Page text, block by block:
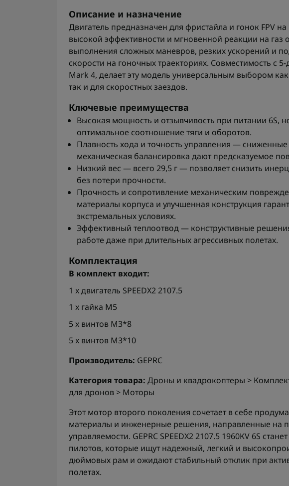
Описание и назначение
Двигатель предназначен для фристайла и гонок FPV
высокой эффективности и мгновенной реакции на газ
выполнения сложных маневров, резких ускорений и
скорости на гоночных траекториях. Совместимость с
Mark 4, делает эту модель универсальным выбором
так и для скоростных заездов.
Ключевые преимущества
Высокая мощность и отзывчивость при питании 6S,
оптимальное соотношение тяги и оборотов.
Плавность хода и точность управления —
механическая балансировка дают предсказуемое
Низкий вес — всего 29,5 г — позволяет снизить
без потери прочности.
Прочность и сопротивление механическим
материалы корпуса и улучшенная конструкция
экстремальных условиях.
Эффективный теплоотвод — конструктивные
работе даже при длительных агрессивных полетах.
Комплектация
В комплект входит:
1 x двигатель SPEEDX2 2107.5
1 x гайка M5
5 x винтов M3*8
5 x винтов M3*10
Производитель: GEPRC
Категория товара: Дроны и квадрокоптеры >
для дронов > Моторы
Этот мотор второго поколения сочетает в себе
материалы и инженерные решения, направленные на
управляемости. GEPRC SPEEDX2 2107.5 1960KV 6S
пилотов, которые ищут надежный, легкий и
дюймовых рам и ожидают стабильный отклик при
полетах.